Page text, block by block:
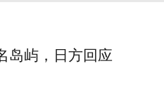
岛屿，日方回应